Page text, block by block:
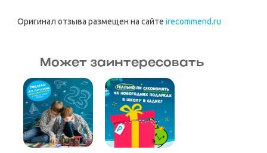
Оригинал отзыва размещен на сайте irecommend.ru
Может заинтересовать